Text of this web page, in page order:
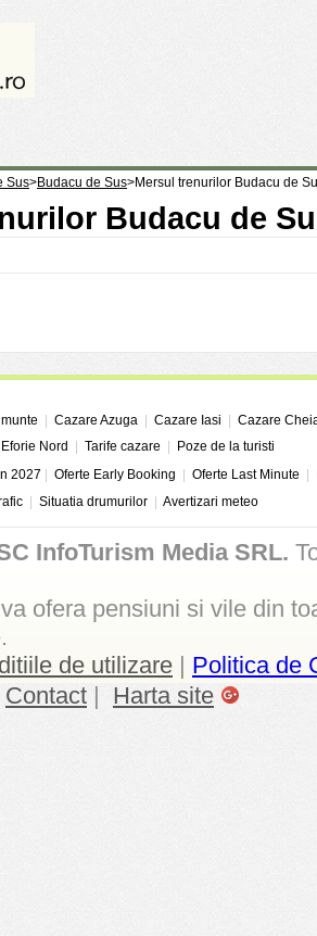
Sus>Budacu de Sus>Mersul trenurilor Budacu de
Budacu de
Cazare Azuga Cazare Iasi
Cazare
Nord
Tarife cazare
Poze de la turisti
2027 Oferte Early Booking Oferte Last Minute
Situatia drumurilor Avertizari meteo
InfoTurism Media SRL.
ofera pensiuni si vile din
de utilizare | Politica de
Contact | Harta site